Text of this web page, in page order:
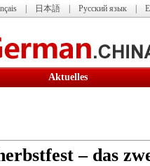
日本語 Русский язык
Aktuelles
– das